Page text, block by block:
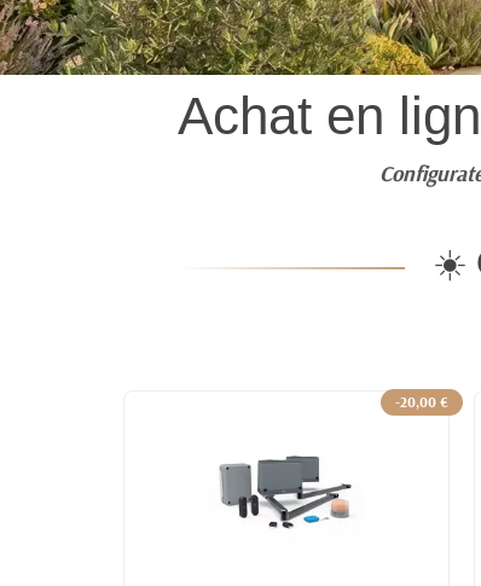
Achat en
☀️
-20,00 €